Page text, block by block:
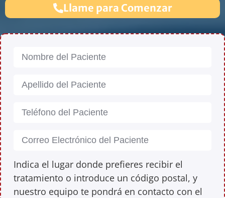
Llame para Comenzar
Indica el lugar donde prefieres recibir el
tratamiento o introduce un código postal, y
nuestro equipo te pondrá en contacto con el